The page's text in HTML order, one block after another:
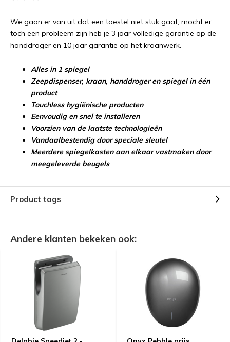
We gaan er van uit dat een toestel niet stuk gaat, mocht er
toch een probleem zijn heb je 3 jaar volledige garantie op de
handdroger en 10 jaar garantie op het kraanwerk.
Alles in 1 spiegel
Zeepdispenser, kraan, handdroger en spiegel in één
product
Touchless hygiënische producten
Eenvoudig en snel te installeren
Voorzien van de laatste technologieën
Vandaalbestendig door speciale sleutel
Meerdere spiegelkasten aan elkaar vastmaken door
meegeleverde beugels
Product tags
Andere klanten bekeken ook: